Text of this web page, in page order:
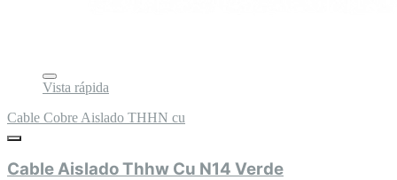
Vista rápida
Cable Cobre Aislado THHN cu
Cable Aislado Thhw Cu N14 Verde